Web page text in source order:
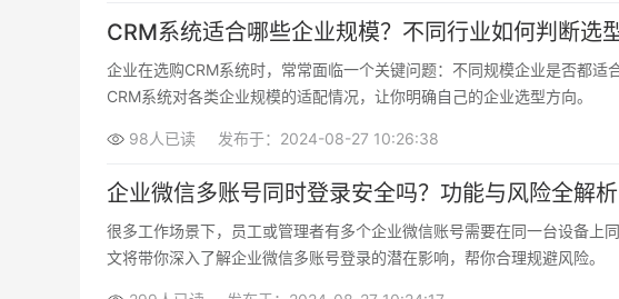
CRM系统适合哪些企业规模？不同行业如何判断选
企业在选购CRM系统时，常常面临一个关键问题：不同规模企业是否都
CRM系统对各类企业规模的适配情况，让你明确自己的企业选型方向。
98人已读 发布于：2024-08-27 10:26:38
企业微信多账号同时登录安全吗？功能与风险全解析
很多工作场景下，员工或管理者有多个企业微信账号需要在同一台设备
文将带你深入了解企业微信多账号登录的潜在影响，帮你合理规避风险。